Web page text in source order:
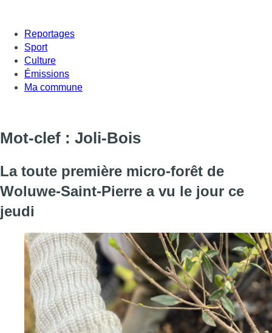
Reportages
Sport
Culture
Émissions
Ma commune
Mot-clef : Joli-Bois
La toute première micro-forêt de
Woluwe-Saint-Pierre a vu le jour ce
jeudi